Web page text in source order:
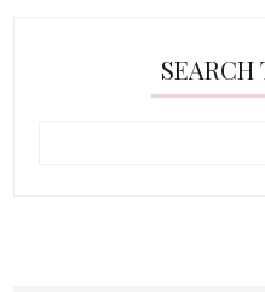
SEARCH